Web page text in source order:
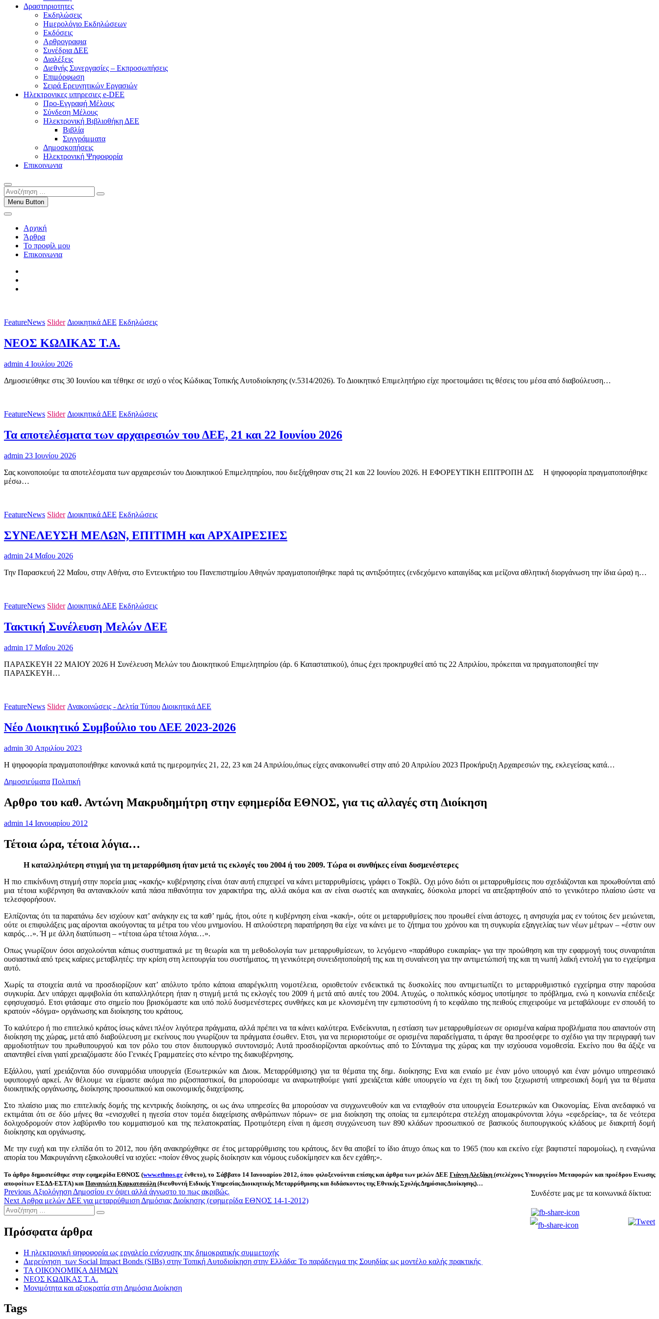
Δραστηριοτητες
Εκδηλώσεις
Ημερολόγιο Εκδηλώσεων
Εκδόσεις
Αρθρογραφια
Συνέδρια ΔΕΕ
Διαλέξεις
Διεθνής Συνεργασίες – Εκπροσωπήσεις
Επιμόρφωση
Σειρά Ερευνητικών Εργασιών
Ηλεκτρονικες υπηρεσιες e-DEE
Προ-Εγγραφή Μέλους
Σύνδεση Μέλους
Ηλεκτρονική Βιβλιοθήκη ΔΕΕ
Βιβλία
Συγγράμματα
Δημοσκοπήσεις
Ηλεκτρονική Ψηφοφορία
Επικοινωνια
Αναζήτηση
…Menu Button
Αρχική
Άρθρα
Το προφίλ μου
Επικοινωνια
FeatureNews Slider Διοικητικά ΔΕΕ Εκδηλώσεις
ΝΕΟΣ ΚΩΔΙΚΑΣ Τ.Α.
admin 4 Ιουλίου 2026
Δημοσιεύθηκε στις 30 Ιουνίου και τέθηκε σε ισχύ ο νέος Κώδικας Τοπικής Αυτοδιοίκησης (ν.5314/2026). Το Διοικητικό Επιμελητήριο είχε προετοιμάσει τις θέσεις του μέσα από διαβούλευση…
FeatureNews Slider Διοικητικά ΔΕΕ Εκδηλώσεις
Τα αποτελέσματα των αρχαιρεσιών του ΔΕΕ, 21 και 22 Ιουνίου 2026
admin 23 Ιουνίου 2026
Σας κοινοποιούμε τα αποτελέσματα των αρχαιρεσιών του Διοικητικού Επιμελητηρίου, που διεξήχθησαν στις 21 και 22 Ιουνίου 2026. Η ΕΦΟΡΕΥΤΙΚΗ ΕΠΙΤΡΟΠΗ ΔΣ H ψηφοφορία πραγματοποιήθηκε
μέσω…
FeatureNews Slider Διοικητικά ΔΕΕ Εκδηλώσεις
ΣΥΝΕΛΕΥΣΗ ΜΕΛΩΝ, ΕΠΙΤΙΜΗ και ΑΡΧΑΙΡΕΣΙΕΣ
admin 24 Μαΐου 2026
Την Παρασκευή 22 Μαΐου, στην Αθήνα, στο Εντευκτήριο του Πανεπιστημίου Αθηνών πραγματοποιήθηκε παρά τις αντιξοότητες (ενδεχόμενο καταιγίδας και μείζονα αθλητική διοργάνωση την ίδια ώρα) η…
FeatureNews Slider Διοικητικά ΔΕΕ Εκδηλώσεις
Τακτική Συνέλευση Μελών ΔΕΕ
admin 17 Μαΐου 2026
ΠΑΡΑΣΚΕΥΗ 22 ΜΑΙΟΥ 2026 Η Συνέλευση Μελών του Διοικητικού Επιμελητηρίου (άρ. 6 Καταστατικού), όπως έχει προκηρυχθεί από τις 22 Απριλίου, πρόκειται να πραγματοποιηθεί την
ΠΑΡΑΣΚΕΥΗ…
FeatureNews Slider Ανακοινώσεις - Δελτία Τύπου Διοικητικά ΔΕΕ
Νέο Διοικητικό Συμβούλιο του ΔΕΕ 2023-2026
admin 30 Απριλίου 2023
Η ψηφοφορία πραγματοποιήθηκε κανονικά κατά τις ημερομηνίες 21, 22, 23 και 24 Απριλίου,όπως είχες ανακοινωθεί στην από 20 Απριλίου 2023 Προκήρυξη Αρχαιρεσιών της, εκλεγείσας κατά…
Δημοσιεύματα Πολιτική
Αρθρο του καθ. Αντώνη Μακρυδημήτρη στην εφημερίδα ΕΘΝΟΣ, για τις αλλαγές στη Διοίκηση
admin 14 Ιανουαρίου 2012
Τέτοια ώρα, τέτοια λόγια…
Η καταλληλότερη στιγμή για τη μεταρρύθμιση ήταν μετά τις εκλογές του 2004 ή του 2009. Τώρα οι συνθήκες είναι δυσμενέστερες
Η πιο επικίνδυνη στιγμή στην πορεία μιας «κακής» κυβέρνησης είναι όταν αυτή επιχειρεί να κάνει μεταρρυθμίσεις, γράφει ο Τοκβίλ. Οχι μόνο διότι οι μεταρρυθμίσεις που σχεδιάζονται και προωθούνται από
μια τέτοια κυβέρνηση θα αντανακλούν κατά πάσα πιθανότητα τον χαρακτήρα της, αλλά ακόμα και αν είναι σωστές και αναγκαίες, δύσκολα μπορεί να απεξαρτηθούν από το γενικότερο πλαίσιο ώστε να
τελεσφορήσουν.
Ελπίζοντας ότι τα παραπάνω δεν ισχύουν κατ’ ανάγκην εις τα καθ’ ημάς, ήτοι, ούτε η κυβέρνηση είναι «κακή», ούτε οι μεταρρυθμίσεις που προωθεί είναι άστοχες, η ανησυχία μας εν τούτοις δεν μειώνεται,
ούτε οι επιφυλάξεις μας αίρονται ακούγοντας τα μέτρα του νέου μνημονίου. Η απλούστερη παρατήρηση θα είχε να κάνει με το ζήτημα του χρόνου και τη συγκυρία εξαγγελίας των νέων μέτρων – «έστιν ουν
καιρός…». Ή με άλλη διατύπωση – «τέτοια ώρα τέτοια λόγια…».
Οπως γνωρίζουν όσοι ασχολούνται κάπως συστηματικά με τη θεωρία και τη μεθοδολογία των μεταρρυθμίσεων, το λεγόμενο «παράθυρο ευκαιρίας» για την προώθηση και την εφαρμογή τους συναρτάται
ουσιαστικά από τρεις καίριες μεταβλητές: την κρίση στη λειτουργία του συστήματος, τη γενικότερη συνειδητοποίησή της και τη συναίνεση για την αντιμετώπισή της και τη νωπή λαϊκή εντολή για το εγχείρημα
αυτό.
Χωρίς τα στοιχεία αυτά να προσδιορίζουν κατ’ απόλυτο τρόπο κάποια απαρέγκλιτη νομοτέλεια, οριοθετούν ενδεικτικά τις δυσκολίες που αντιμετωπίζει το μεταρρυθμιστικό εγχείρημα στην παρούσα
συγκυρία. Δεν υπάρχει αμφιβολία ότι καταλληλότερη ήταν η στιγμή μετά τις εκλογές του 2009 ή μετά από αυτές του 2004. Ατυχώς, ο πολιτικός κόσμος υποτίμησε το πρόβλημα, ενώ η κοινωνία επέδειξε
εφησυχασμό. Ετσι φτάσαμε στο σημείο που βρισκόμαστε και υπό πολύ δυσμενέστερες συνθήκες και με κλονισμένη την εμπιστοσύνη ή το κεφάλαιο της πειθούς επιχειρούμε να μεταβάλουμε εν σπουδή το
κρατούν «δόγμα» οργάνωσης και διοίκησης του κράτους.
Το καλύτερο ή πιο επιτελικό κράτος ίσως κάνει πλέον λιγότερα πράγματα, αλλά πρέπει να τα κάνει καλύτερα. Ενδείκνυται, η εστίαση των μεταρρυθμίσεων σε ορισμένα καίρια προβλήματα που απαντούν στη
διοίκηση της χώρας, μετά από διαβούλευση με εκείνους που γνωρίζουν τα πράγματα έσωθεν. Ετσι, για να περιοριστούμε σε ορισμένα παραδείγματα, τι άραγε θα προσέφερε το σχέδιο για την περιγραφή των
αρμοδιοτήτων του πρωθυπουργού και τον ρόλο του στον διυπουργικό συντονισμό; Αυτά προσδιορίζονται αρκούντως από το Σύνταγμα της χώρας και την ισχύουσα νομοθεσία. Εκείνο που θα άξιζε να
απαντηθεί είναι γιατί χρειαζόμαστε δύο Γενικές Γραμματείες στο κέντρο της διακυβέρνησης.
Εξάλλου, γιατί χρειάζονται δύο συναρμόδια υπουργεία (Εσωτερικών και Διοικ. Μεταρρύθμισης) για τα θέματα της δημ. διοίκησης; Ενα και ενιαίο με έναν μόνο υπουργό και έναν μόνιμο υπηρεσιακό
υφυπουργό αρκεί. Αν θέλουμε να είμαστε ακόμα πιο ριζοσπαστικοί, θα μπορούσαμε να αναρωτηθούμε γιατί χρειάζεται κάθε υπουργείο να έχει τη δική του ξεχωριστή υπηρεσιακή δομή για τα θέματα
διοικητικής οργάνωσης, διοίκησης προσωπικού και οικονομικής διαχείρισης.
Στο πλαίσιο μιας πιο επιτελικής δομής της κεντρικής διοίκησης, οι ως άνω υπηρεσίες θα μπορούσαν να συγχωνευθούν και να ενταχθούν στα υπουργεία Εσωτερικών και Οικονομίας. Είναι ανεδαφικό να
εκτιμάται ότι σε δύο μήνες θα «ενισχυθεί η ηγεσία στον τομέα διαχείρισης ανθρώπινων πόρων» σε μια διοίκηση της οποίας τα εμπειρότερα στελέχη απομακρύνονται λόγω «εφεδρείας», τα δε νεότερα
δολιχοδρομούν στον λαβύρινθο του κομματισμού και της πελατοκρατίας. Προτιμότερη είναι η άμεση συγχώνευση των 890 κλάδων προσωπικού σε βασικούς διυπουργικούς κλάδους με διακριτή δομή
διοίκησης και οργάνωσης.
Με την ευχή και την ελπίδα ότι το 2012, που ήδη ανακηρύχθηκε σε έτος μεταρρύθμισης του κράτους, δεν θα αποβεί το ίδιο άτυχο όπως και το 1965 (που και εκείνο είχε βαφτιστεί παρομοίως), η εναγώνια
απορία του Μακρυγιάννη εξακολουθεί να ισχύει: «ποίον έθνος χωρίς διοίκησιν και νόμους ευδοκίμησεν και δεν εχάθη;».
Το άρθρο δημοσιεύθηκε στην εφημερίδα ΕΘΝΟΣ (www.ethnos.gr ένθετο), το Σάββατο 14 Ιανουαρίου 2012, όπου φιλοξενούνται επίσης και άρθρα των μελών ΔΕΕ Γιάννη Αλεξάκη(στελέχους Υπουργείου Μεταφορών και προέδρου Ενωσης
αποφοίτων ΕΣΔΔ-ΕΣΤΑ) και Παναγιώτη Καρκατσούλη (διευθυντή Ειδικής Υπηρεσίας Διοικητικής Μεταρρύθμισης και διδάσκοντος της Εθνικής Σχολής Δημόσιας Διοίκησης)…
Συνδέστε μας με τα κοινωνικά δίκτυα:
Πλοήγηση
άρθρων
Previous Previous
post:
Αξιολόγηση Δημοσίου εν όψει αλλά άγνωστο το πως ακριβώς.
Next Next
post:
Αρθρα μελών ΔΕΕ για μεταρρύθμιση Δημόσιας Διοίκησης (εφημερίδα ΕΘΝΟΣ 14-1-2012)
Αναζήτηση
…
Πρόσφατα άρθρα
Η ηλεκτρονική ψηφοφορία ως εργαλείο ενίσχυσης της δημοκρατικής συμμετοχής
Διερεύνηση των Social Impact Bonds (SIBs) στην Τοπική Αυτοδιοίκηση στην Ελλάδα: Το παράδειγμα της Σουηδίας ως μοντέλο καλής πρακτικής
ΤΑ ΟΙΚΟΝΟΜΙΚΑ ΔΗΜΩΝ
ΝΕΟΣ ΚΩΔΙΚΑΣ Τ.Α.
Μονιμότητα και αξιοκρατία στη Δημόσια Διοίκηση
Tags